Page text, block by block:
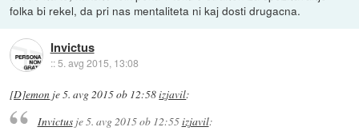
folka bi rekel, da pri nas mentaliteta ni kaj dosti drugacna.
Invictus
::5. avg 2015, 13:08
[D]emon je5. avg 2015 ob 12:58izjavil:
Invictusje5. avg 2015 ob 12:55izjavil: